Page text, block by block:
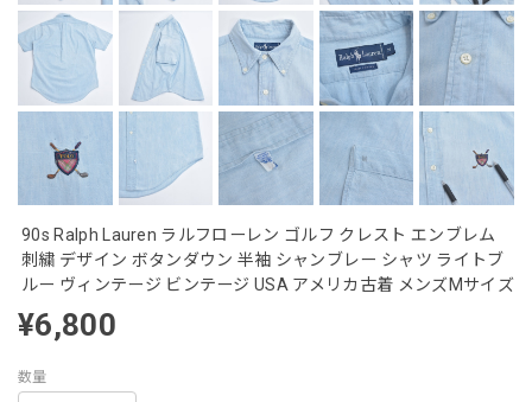
90s Ralph Lauren ラルフローレン ゴルフ クレスト エンブレム
刺繍 デザイン ボタンダウン 半袖 シャンブレー シャツ ライトブ
ルー ヴィンテージ ビンテージ USA アメリカ古着 メンズMサイズ
¥6,800
数量